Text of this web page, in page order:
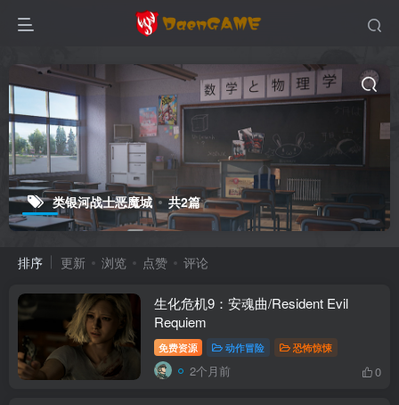
类银河战士恶魔城 共2篇
排序 更新 浏览 点赞 评论
生化危机9：安魂曲/Resident Evil
Requiem
免费资源 动作冒险 恐怖惊悚
2个月前 0